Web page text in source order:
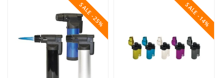
SALE -25% SALE -14%